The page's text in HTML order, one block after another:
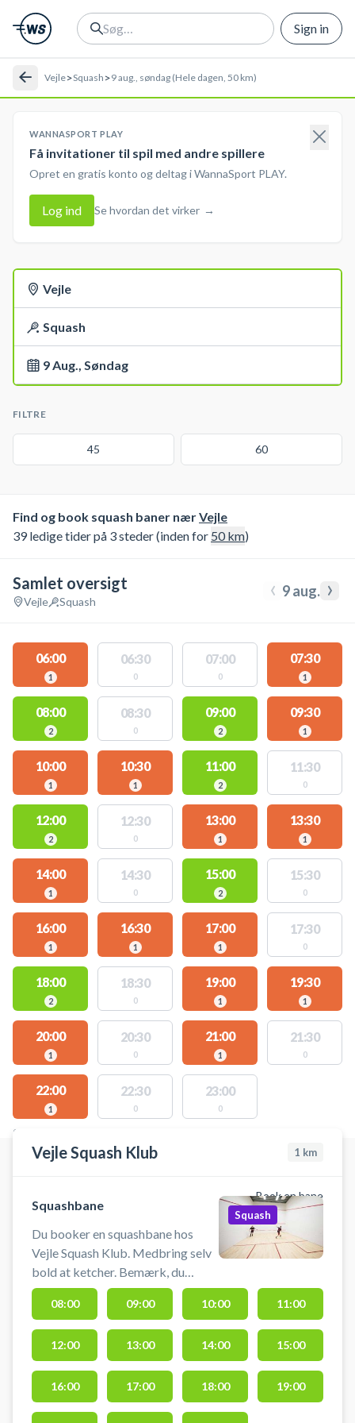
Sign in
Vejle>Squash >9 aug., søndag (Hele dagen, 50 km)
WANNASPORT PLAY
Få invitationer til spil med andre spillere
Opret en gratis konto og deltag i WannaSport PLAY.
Log ind Se hvordan det virker →
Vejle
Squash
9 Aug., Søndag
FILTRE
45 60
Find og book squash baner nærVejle
39 ledige tider på 3 steder (inden for 50km)
Samlet oversigt
Vejle Squash ‹ 9 aug. ›
06:00
1
06:30
0
07:00
0
07:30
1
08:00
2
08:30
0
09:00
2
09:30
1
10:00
1
10:30
1
11:00
2
11:30
0
12:00
2
12:30
0
13:00
1
13:30
1
14:00
1
14:30
0
15:00
2
15:30
0
16:00
1
16:30
1
17:00
1
17:30
0
18:00
2
18:30
0
19:00
1
19:30
1
20:00
1
20:30
0
21:00
1
21:30
0
22:00
1
22:30
0
23:00
0
STEDER MED LEDIGE AKTIVITETER
Vejle Squash Klub 1 km
Book en bane
Squashbane
Du booker en squashbane hos
Vejle Squash Klub. Medbring selv
bold at ketcher. Bemærk, du
booker banen i 45 minutter Baner
må kun bruges med indendørssko,
hvor sålerne ikke laver aftryk.
Squash
08:00 09:00 10:00 11:00
12:00 13:00 14:00 15:00
16:00 17:00 18:00 19:00